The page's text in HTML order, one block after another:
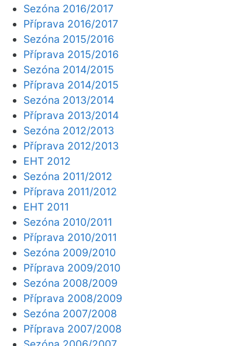
Sezóna 2016/2017
Příprava 2016/2017
Sezóna 2015/2016
Příprava 2015/2016
Sezóna 2014/2015
Příprava 2014/2015
Sezóna 2013/2014
Příprava 2013/2014
Sezóna 2012/2013
Příprava 2012/2013
EHT 2012
Sezóna 2011/2012
Příprava 2011/2012
EHT 2011
Sezóna 2010/2011
Příprava 2010/2011
Sezóna 2009/2010
Příprava 2009/2010
Sezóna 2008/2009
Příprava 2008/2009
Sezóna 2007/2008
Příprava 2007/2008